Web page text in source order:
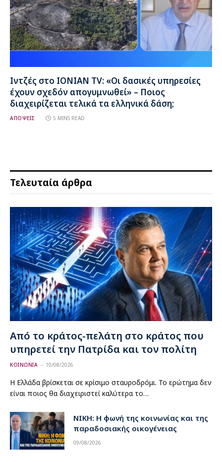
Ιντζές στο IONIAN TV: «Οι δασικές υπηρεσίες
έχουν σχεδόν απογυμνωθεί» – Ποιος
διαχειρίζεται τελικά τα ελληνικά δάση;
ΑΠΟΨΕΙΣ 5 MINS READ
Τελευταία άρθρα
Από το κράτος-πελάτη στο κράτος που
υπηρετεί την Πατρίδα και τον πολίτη
ΚΟΙΝΩΝΙΑ 10/08/2026
Η Ελλάδα βρίσκεται σε κρίσιμο σταυροδρόμι. Το ερώτημα δεν
είναι ποιος θα διαχειριστεί καλύτερα το…
ΝΙΚΗ: Η φωνή της κοινωνίας και της
παραδοσιακής οικογένειας
09/08/2026